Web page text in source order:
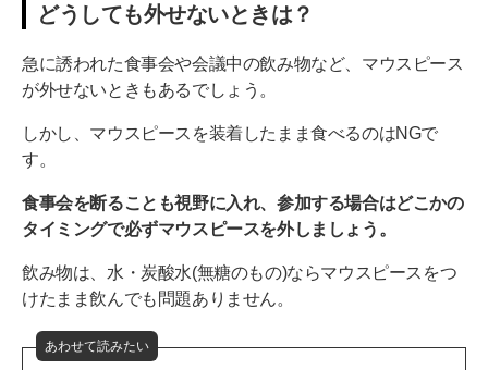
どうしても外せないときは？
急に誘われた食事会や会議中の飲み物など、マウスピース
が外せないときもあるでしょう。
しかし、マウスピースを装着したまま食べるのはNGで
す。
食事会を断ることも視野に入れ、参加する場合はどこかの
タイミングで必ずマウスピースを外しましょう。
飲み物は、水・炭酸水(無糖のもの)ならマウスピースをつ
けたまま飲んでも問題ありません。
あわせて読みたい